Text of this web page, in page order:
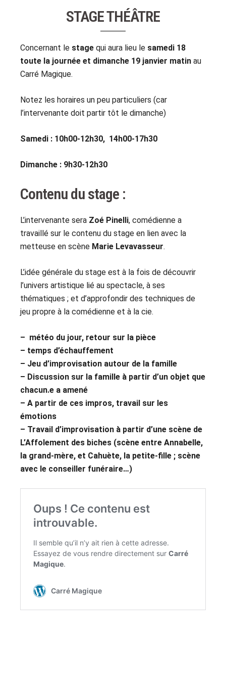
STAGE THÉÂTRE
Concernant le stage qui aura lieu le samedi 18
toute la journée et dimanche 19 janvier matin au
Carré Magique.
Notez les horaires un peu particuliers (car
l’intervenante doit partir tôt le dimanche)
Samedi : 10h00-12h30, 14h00-17h30
Dimanche : 9h30-12h30
Contenu du stage :
L’intervenante sera Zoé Pinelli, comédienne a
travaillé sur le contenu du stage en lien avec la
metteuse en scène Marie Levavasseur.
L’idée générale du stage est à la fois de découvrir
l’univers artistique lié au spectacle, à ses
thématiques ; et d’approfondir des techniques de
jeu propre à la comédienne et à la cie.
– météo du jour, retour sur la pièce
– temps d’échauffement
– Jeu d’improvisation autour de la famille
– Discussion sur la famille à partir d’un objet que
chacun.e a amené
– A partir de ces impros, travail sur les
émotions
– Travail d’improvisation à partir d’une scène de
L’Affolement des biches (scène entre Annabelle,
la grand-mère, et Cahuète, la petite-fille ; scène
avec le conseiller funéraire…)